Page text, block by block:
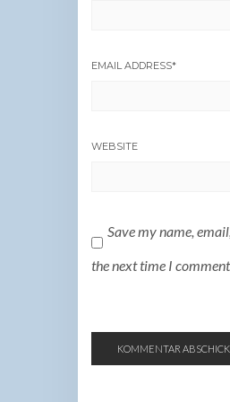
EMAIL ADDRESS*
WEBSITE
Save my name,
the next time I